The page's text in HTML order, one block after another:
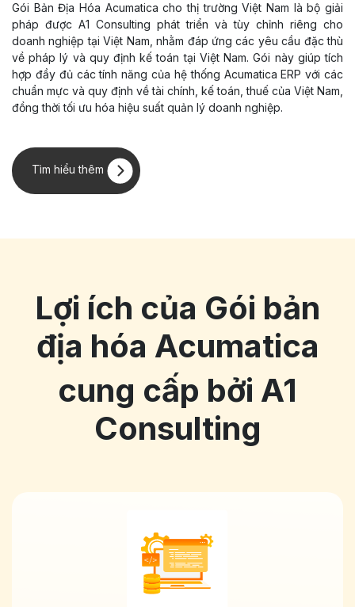
Gói Bản Địa Hóa Acumatica cho thị trường Việt Nam là bộ giải
pháp được A1 Consulting phát triển và tùy chỉnh riêng cho
doanh nghiệp tại Việt Nam, nhằm đáp ứng các yêu cầu đặc thù
về pháp lý và quy định kế toán tại Việt Nam. Gói này giúp tích
hợp đầy đủ các tính năng của hệ thống Acumatica ERP với các
chuẩn mực và quy định về tài chính, kế toán, thuế của Việt Nam,
đồng thời tối ưu hóa hiệu suất quản lý doanh nghiệp.
Tìm hiểu th​​êm
Lợi ích của Gói bản
địa hóa Acumatica
cung cấp bởi A1
Consulting